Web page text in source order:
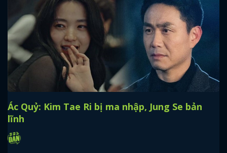
Ác Quỷ: Kim Tae Ri bị ma nhập, Jung Se bản
lĩnh